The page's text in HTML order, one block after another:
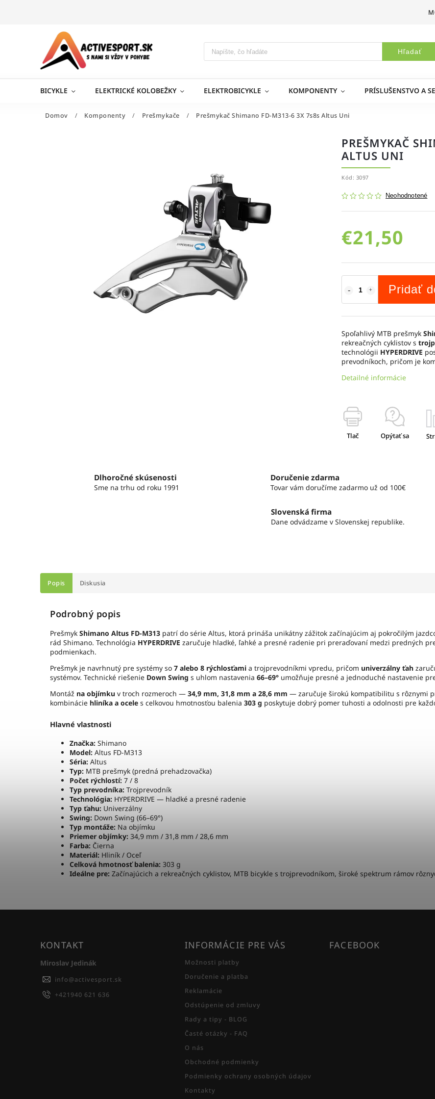
Hľadať
BICYKLE ELEKTRICKÉ KOLOBEŽKY ELEKTROBICYKLE KOMPONENTY PRÍSLUŠENSTVO A
Domov / Komponenty / Prešmykače / Prešmykač Shimano FD-M313-6 3X 7s8s Altus Uni
PREŠMYKAČ
ALTUS UNI
Kód: 3097
Neohodnotené
€21,50
Pridať
Spoľahlivý MTB prešmyk
rekreačných cyklistov s
technológii HYPERDRIVE
prevodníkoch, pričom je
Detailné informácie
Tlač Opýtať sa
Dlhoročné skúsenosti
Sme na trhu od roku 1991
Doručenie zdarma
Tovar vám doručíme zadarmo už od 100€
Slovenská firma
Dane odvádzame v Slovenskej republike.
Popis Diskusia
Podrobný popis
Prešmyk Shimano Altus FD-M313 patrí do série Altus, ktorá prináša unikátny zážitok začínajúcim aj pokročilým
rád Shimano. Technológia HYPERDRIVE zaručuje hladké, ľahké a presné radenie pri preraďovaní medzi predných
podmienkach.
Prešmyk je navrhnutý pre systémy so 7 alebo 8 rýchlosťami a trojprevodníkmi vpredu, pričom univerzálny ťah
systémov. Technické riešenie Down Swing s uhlom nastavenia 66–69° umožňuje presné a jednoduché nastavenie
Montáž na objímku v troch rozmeroch — 34,9 mm, 31,8 mm a 28,6 mm — zaručuje širokú kompatibilitu s rôznymi
kombinácie hliníka a ocele s celkovou hmotnosťou balenia 303 g poskytuje dobrý pomer tuhosti a odolnosti pre
Hlavné vlastnosti
Značka: Shimano
Model: Altus FD-M313
Séria: Altus
Typ: MTB prešmyk (predná prehadzovačka)
Počet rýchlostí: 7 / 8
Typ prevodníka: Trojprevodník
Technológia: HYPERDRIVE — hladké a presné radenie
Typ ťahu: Univerzálny
Swing: Down Swing (66–69°)
Typ montáže: Na objímku
Priemer objímky: 34,9 mm / 31,8 mm / 28,6 mm
Farba: Čierna
Materiál: Hliník / Oceľ
Celková hmotnosť balenia: 303 g
Ideálne pre: Začínajúcich a rekreačných cyklistov, MTB bicykle s trojprevodníkom, široké spektrum rámov
KONTAKT
Miroslav Jedinák
info@activesport.sk
+421940 621 636
INFORMÁCIE PRE VÁS
Možnosti platby
Doručenie a platba
Reklamácie
Odstúpenie od zmluvy
Rady a tipy - BLOG
Časté otázky - FAQ
O nás
Obchodné podmienky
Podmienky ochrany osobných údajov
Kontakty
FACEBOOK